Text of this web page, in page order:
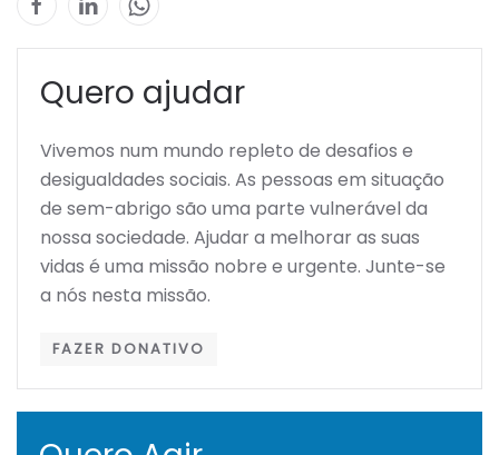
Quero ajudar
Vivemos num mundo repleto de desafios e
desigualdades sociais. As pessoas em situação
de sem-abrigo são uma parte vulnerável da
nossa sociedade. Ajudar a melhorar as suas
vidas é uma missão nobre e urgente. Junte-se
a nós nesta missão.
FAZER DONATIVO